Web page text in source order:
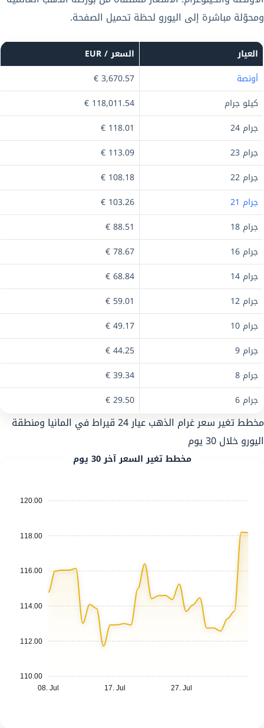
ومحوّلة مباشرة إلى اليورو لحظة تحميل الصفحة.
العيار
السعر / EUR
أونصة
3,670.57 €
كيلو جرام
118,011.54 €
جرام 24
118.01 €
جرام 23
113.09 €
جرام 22
108.18 €
جرام 21
103.26 €
جرام 18
88.51 €
جرام 16
78.67 €
جرام 14
68.84 €
جرام 12
59.01 €
جرام 10
49.17 €
جرام 9
44.25 €
جرام 8
39.34 €
جرام 6
29.50 €
مخطط تغير سعر غرام الذهب عيار 24 قيراط في المانيا ومنطقة
اليورو خلال 30 يوم
مخطط تغير السعر آخر 30 يوم
120.00
118.00
116.00
114.00
112.00
110.00
08. Jul
17. Jul 27. Jul